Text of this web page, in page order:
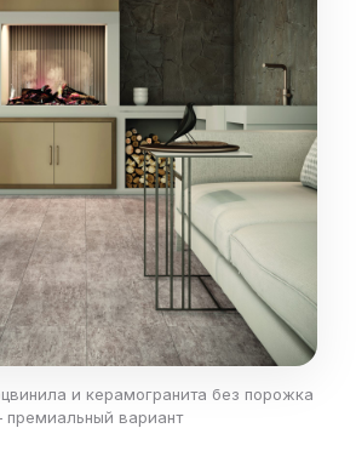
и керамогранита без порожка
вариант